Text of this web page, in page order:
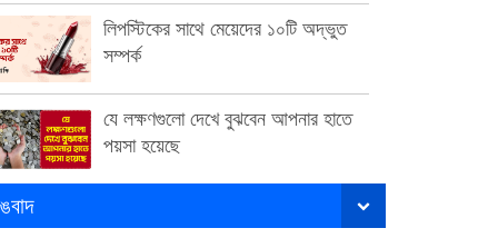
লিপস্টিকের সাথে মেয়েদের ১০টি অদ্ভুত
সম্পর্ক
যে লক্ষণগুলো দেখে বুঝবেন আপনার হাতে
পয়সা হয়েছে